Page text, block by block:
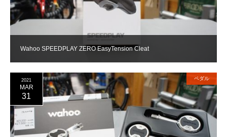
Wahoo SPEEDPLAY ZERO EasyTension Cleat
2021
MAR
31
ペダル